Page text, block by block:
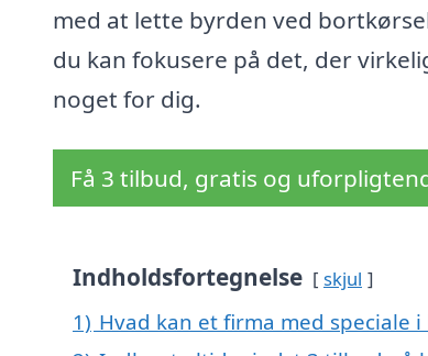
med at lette byrden ved
du kan fokusere på det, der
noget for dig.
Få 3 tilbud, gratis og
Indholdsfortegnelse skjul
1) Hvad kan et firma med speciale